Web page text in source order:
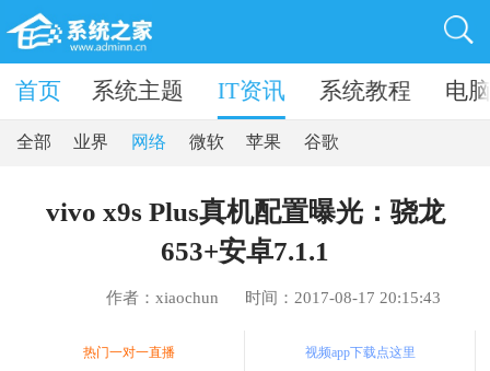
软件 系统主题 IT资讯 系统教程 电
首页
全部 业界 网络 微软 苹果 谷歌
vivo x9s Plus真机配置曝光：骁龙
653+安卓7.1.1
作者：xiaochun 时间：2017-08-17 20:15:43
热门一对一直播 视频app下载点这里